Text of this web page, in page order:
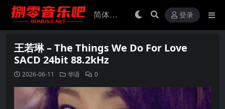
登录
王若琳 – The Things We Do For Love
SACD 24bit 88.2kHz
2026-06-11 华语 0